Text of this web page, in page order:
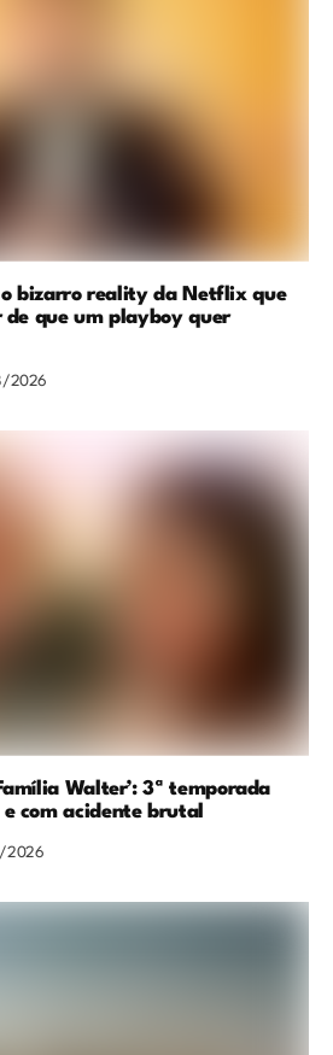
o bizarro reality da Netflix que
de que um playboy quer
2026
Walter’: 3ª temporada
com acidente brutal
2026